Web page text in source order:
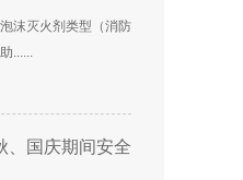
沫灭火剂类型（消防
......
、国庆期间安全